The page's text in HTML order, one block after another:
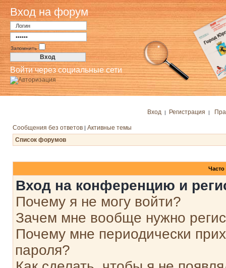
Вход на форум
Запомнить
Войти через социальные сети
Вход | Регистрация |
Сообщения без ответов | Активные темы
Список форумов
Вход на конференцию и
Почему я не могу войти?
Зачем мне вообще нужно
Почему мне периодически
пароля?